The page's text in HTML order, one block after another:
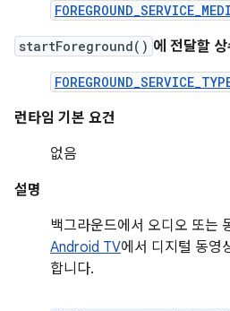
startForeground() 에 전달할 상
런타임 기본 요건
없음
설명
백그라운드에서 오디오 또는
Android TV에서 디지털 동영
합니다.